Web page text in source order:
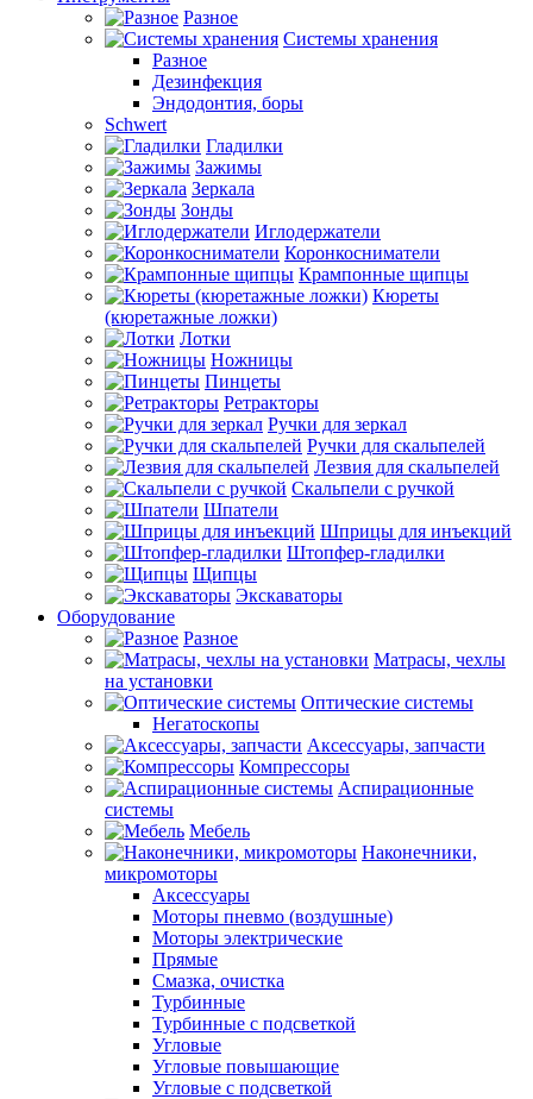
Разное
Системы хранения
Разное
Дезинфекция
Эндодонтия, боры
Schwert
Гладилки
Зажимы
Зеркала
Зонды
Иглодержатели
Коронкосниматели
Крампонные щипцы
Кюреты
(кюретажные ложки)
Лотки
Ножницы
Пинцеты
Ретракторы
Ручки для зеркал
Ручки для скальпелей
Лезвия для скальпелей
Скальпели с ручкой
Шпатели
Шприцы для инъекций
Штопфер-гладилки
Щипцы
Экскаваторы
Оборудование
Разное
Матрасы, чехлы
на установки
Оптические системы
Негатоскопы
Аксессуары, запчасти
Компрессоры
Аспирационные
системы
Мебель
Наконечники,
микромоторы
Аксессуары
Моторы пневмо (воздушные)
Моторы электрические
Прямые
Смазка, очистка
Турбинные
Турбинные с подсветкой
Угловые
Угловые повышающие
Угловые с подсветкой